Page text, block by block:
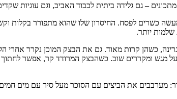
כשרים לפסח. החיסרון שלו שהוא מתפורר בקלות
יותר.
כשהן קרות מאוד. גם את הבצק המוכן נקרר אחרי
מגש ומקררים שוב. כשהבצק המרודד קר, אפשר לחתוך